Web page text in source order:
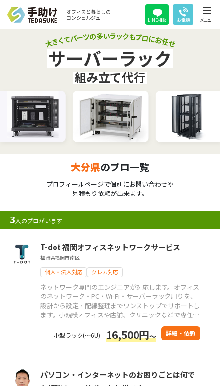
オフィスと暮らしの
コンシェルジュ
LINE相談 お電話 メニュー
サーバーラック
組み立て代行
大分県のプロ一覧
プロフィールページで個別にお問い合わせや
見積もり依頼が出来ます。
3人のプロがいます
T-dot 福岡オフィスネットワークサービス
福岡県福岡市南区
個人・法人対応 クレカ対応
ネットワーク専門のエンジニアが対応します。オフィス
のネットワーク・PC・Wi‑Fi・サーバーラック周りを、
設計から設定・配線整理までワンストップでサポートし
ます。小規模オフィスや店舗、クリニックなどで専任の
担当者がいない環境のご相談もお任せください。
小型ラック(～6U) 16,500円～ 詳細・依頼
パソコン・インターネットのお困りごとは何で